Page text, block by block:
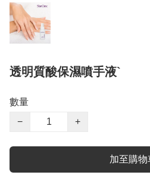
透明質酸保濕噴手液`
數量
−
+
加至購物